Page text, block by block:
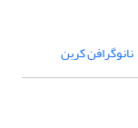
نانوگرافن کربن